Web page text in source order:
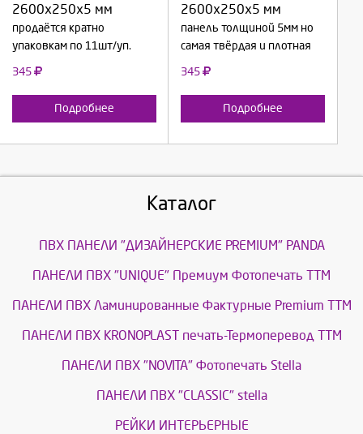
2600х250х5 мм
продаётся кратно
упаковкам по 11шт/уп.
345
Подробнее
Отмена
2600х250х5 мм
панель толщиной 5мм но
самая твёрдая и плотная
345
Подробнее
Отмена
Каталог
ПВХ ПАНЕЛИ "ДИЗАЙНЕРСКИЕ PREMIUM" PANDA
ПАНЕЛИ ПВХ "UNIQUE" Премиум Фотопечать ТТМ
ПАНЕЛИ ПВХ Ламинированные Фактурные Premium ТТМ
ПАНЕЛИ ПВХ KRONOPLAST печать-Термоперевод ТТМ
ПАНЕЛИ ПВХ "NOVITA" Фотопечать Stella
ПАНЕЛИ ПВХ "CLASSIC" stella
РЕЙКИ ИНТЕРЬЕРНЫЕ